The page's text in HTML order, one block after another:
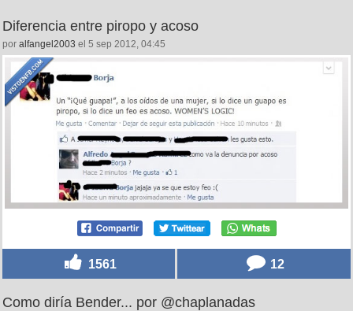
Diferencia entre piropo y acoso
por alfangel2003 el 5 sep 2012, 04:45
1561 12
Como diría Bender... por @chaplanadas